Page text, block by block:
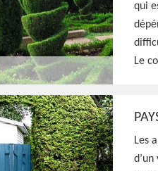
aguerri à Amazy 58190,
s'occuper de l'étêtage
résultat irréprochable
Realisations
qui
Le
Les